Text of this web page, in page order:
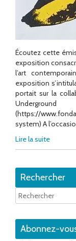
Écoutez cette
exposition
l’art
exposition
portait sur la
Underground
(https://
system) A
Lire la suite
Rechercher
Abonnez-